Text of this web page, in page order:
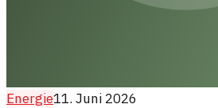
Energie11. Juni 2026